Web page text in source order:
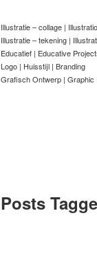
Illustratie – collage |
Illustratie – tekening |
Educatief | Educative
Logo | Huisstijl | Branding
Grafisch Ontwerp | Graphic
Posts